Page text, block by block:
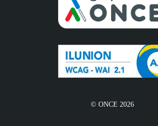
© ONCE 2026